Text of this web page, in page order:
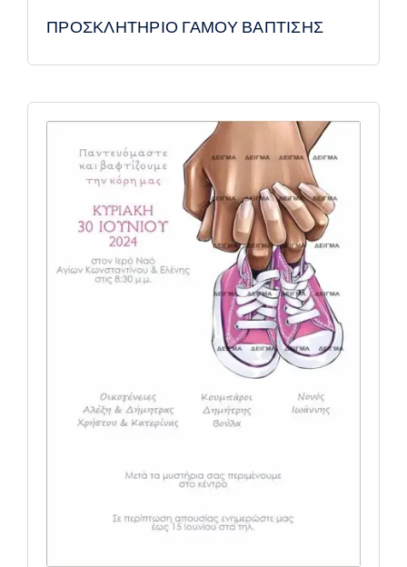
ΠΡΟΣΚΛΗΤΗΡΙΟ ΓΑΜΟΥ ΒΑΠΤΙΣΗΣ